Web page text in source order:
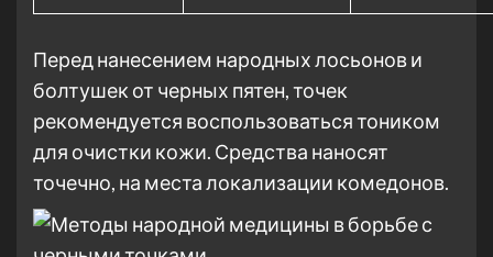
Перед нанесением народных лосьонов и
болтушек от черных пятен, точек
рекомендуется воспользоваться тоником
для очистки кожи. Средства наносят
точечно, на места локализации комедонов.